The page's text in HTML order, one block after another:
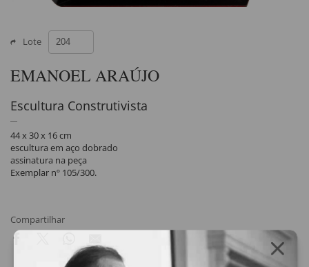
Lote
EMANOEL ARAÚJO
Escultura Construtivista
44 x 30 x 16 cm
escultura em aço dobrado
assinatura na peça
Exemplar nº 105/300.
Compartilhar